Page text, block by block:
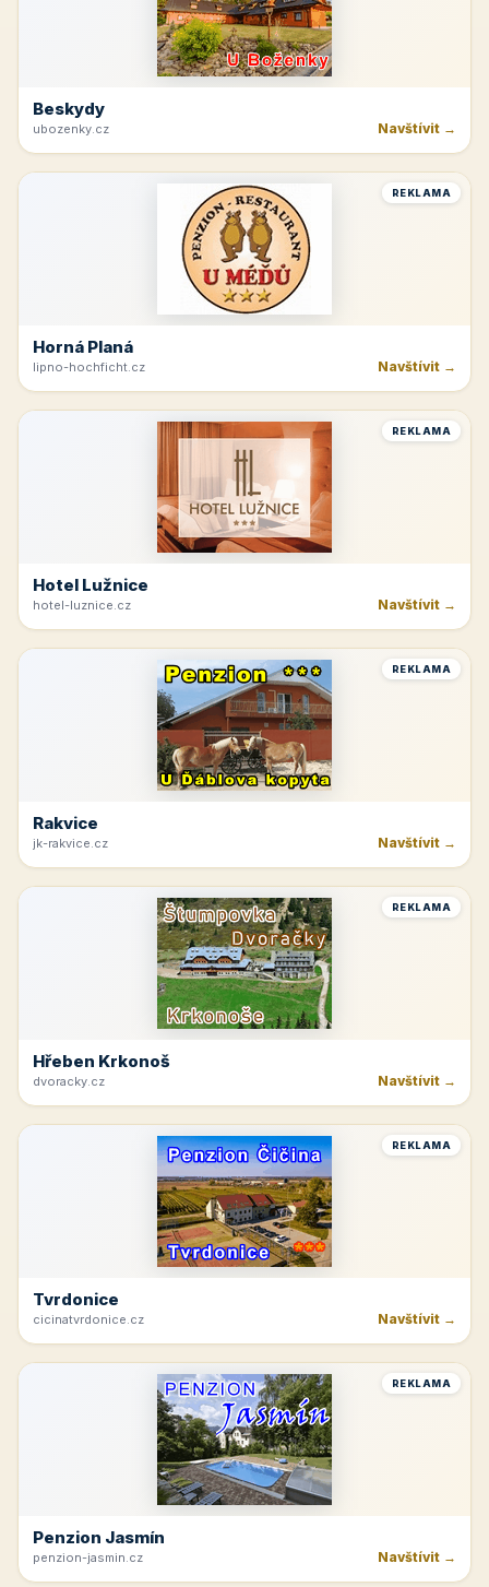
Beskydy
ubozenky.cz Navštívit →
REKLAMA
Horná Planá
lipno-hochficht.cz Navštívit →
REKLAMA
Hotel Lužnice
hotel-luznice.cz Navštívit →
REKLAMA
Rakvice
jk-rakvice.cz Navštívit →
REKLAMA
Hřeben Krkonoš
dvoracky.cz Navštívit →
REKLAMA
Tvrdonice
cicinatvrdonice.cz Navštívit →
REKLAMA
Penzion Jasmín
penzion-jasmin.cz Navštívit →